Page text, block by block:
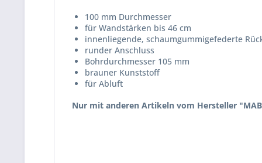
100 mm Durchmesser
für Wandstärken bis 46 cm
innenliegende, schaumgummigefederte
runder Anschluss
Bohrdurchmesser 105 mm
brauner Kunststoff
für Abluft
Nur mit anderen Artikeln vom Hersteller